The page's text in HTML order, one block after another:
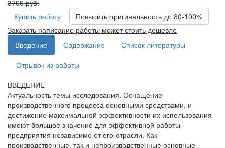
3700 руб.
Купить работу
Повысить оригинальность до 80-100%
Заказать написание работы может стоить дешевле
Введение
Содержание
Список литературы
Отрывок из работы
ВВЕДЕНИЕ
Актуальность темы исследования. Оснащение
производственного процесса основными средствами, и
достижение максимальной эффективности их использования
имеют большое значение для эффективной работы
предприятия независимо от его отрасли. Как
производственные, так и непроизводственные основные